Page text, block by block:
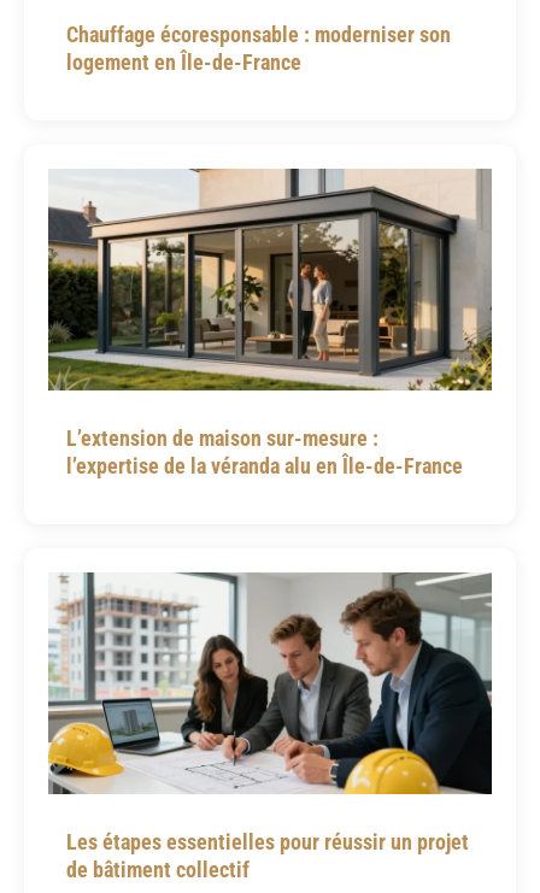
Chauffage écoresponsable : moderniser son
logement en Île-de-France
L’extension de maison sur-mesure :
l’expertise de la véranda alu en Île-de-France
Les étapes essentielles pour réussir un projet
de bâtiment collectif